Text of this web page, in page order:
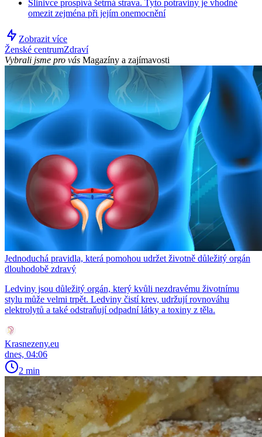
Slinivce prospívá šetrná strava. Tyto potraviny je vhodné
omezit zejména při jejím onemocnění
Zobrazit více
Ženské centrumZdraví
Vybrali jsme pro vás Magazíny a zajímavosti
Jednoduchá pravidla, která pomohou udržet životně důležitý orgán
dlouhodobě zdravý
Ledviny jsou důležitý orgán, který kvůli nezdravému životnímu
stylu může velmi trpět. Ledviny čistí krev, udržují rovnováhu
elektrolytů a také odstraňují odpadní látky a toxiny z těla.
Krasnezeny.eu
dnes, 04:06
2 min